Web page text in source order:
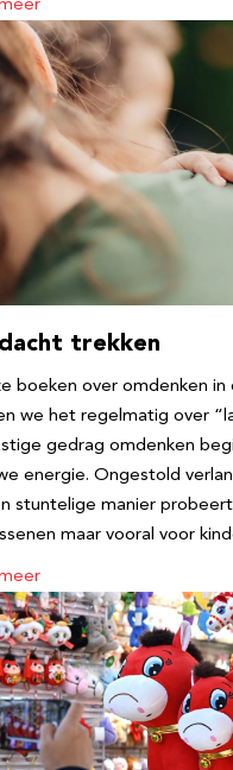
trekken
boeken over omdenken
we het regelmatig over
gedrag omdenken
energie. Ongestold
stuntelige manier
maar vooral voor